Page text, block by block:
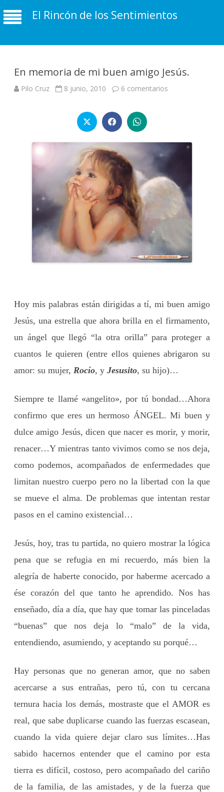
El Rincón de los Sentimientos
En memoria de mi buen amigo Jesús.
Pilo Cruz 8 junio, 2010 6 comentarios
Hoy mis palabras están dirigidas a tí, mi buen amigo
Jesús, una estrella que ahora brilla en el firmamento,
un ángel que llegó “la otra orilla” para proteger a
cuantos le quieren (entre ellos quienes abrigaron su
amor: su mujer, Rocío, y Jesusito, su hijo)…
Siempre te llamé «angelito», por tú bondad…Ahora
confirmo que eres un hermoso ÁNGEL. Mi buen y
dulce amigo Jesús, dicen que nacer es morir, y morir,
renacer…Y mientras tanto vivimos como se nos deja,
como podemos, acompañados de enfermedades que
limitan nuestro cuerpo pero no la libertad con la que
se mueve el alma. De problemas que intentan restar
pasos en el camino existencial…
Jesús, hoy, tras tu partida, no quiero mostrar la lógica
pena que se refugia en mi recuerdo, más bien la
alegría de haberte conocido, por haberme acercado a
ése corazón del que tanto he aprendido. Nos has
enseñado, día a día, que hay que tomar las pinceladas
“buenas” que nos deja lo “malo” de la vida,
entendiendo, asumiendo, y aceptando su porqué…
Hay personas que no generan amor, que no saben
acercarse a sus entrañas, pero tú, con tu cercana
ternura hacia los demás, mostraste que el AMOR es
real, que sabe duplicarse cuando las fuerzas escasean,
cuando la vida quiere dejar claro sus límites…Has
sabido hacernos entender que el camino por esta
tierra es difícil, costoso, pero acompañado del cariño
de la familia, de las amistades, y de la fuerza que